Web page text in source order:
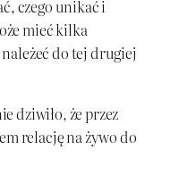
czego unikać i
mieć kilka
do tej drugiej
dziwiło, że przez
relację na żywo do